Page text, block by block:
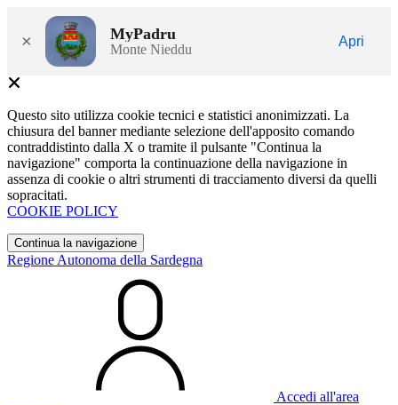
× MyPadru
Monte Nieddu
Apri
Questo sito utilizza cookie tecnici e statistici anonimizzati. La
chiusura del banner mediante selezione dell'apposito comando
contraddistinto dalla X o tramite il pulsante "Continua la
navigazione" comporta la continuazione della navigazione in
assenza di cookie o altri strumenti di tracciamento diversi da quelli
sopracitati.
COOKIE POLICY
Continua la navigazione
Regione Autonoma della Sardegna
Accedi all'area